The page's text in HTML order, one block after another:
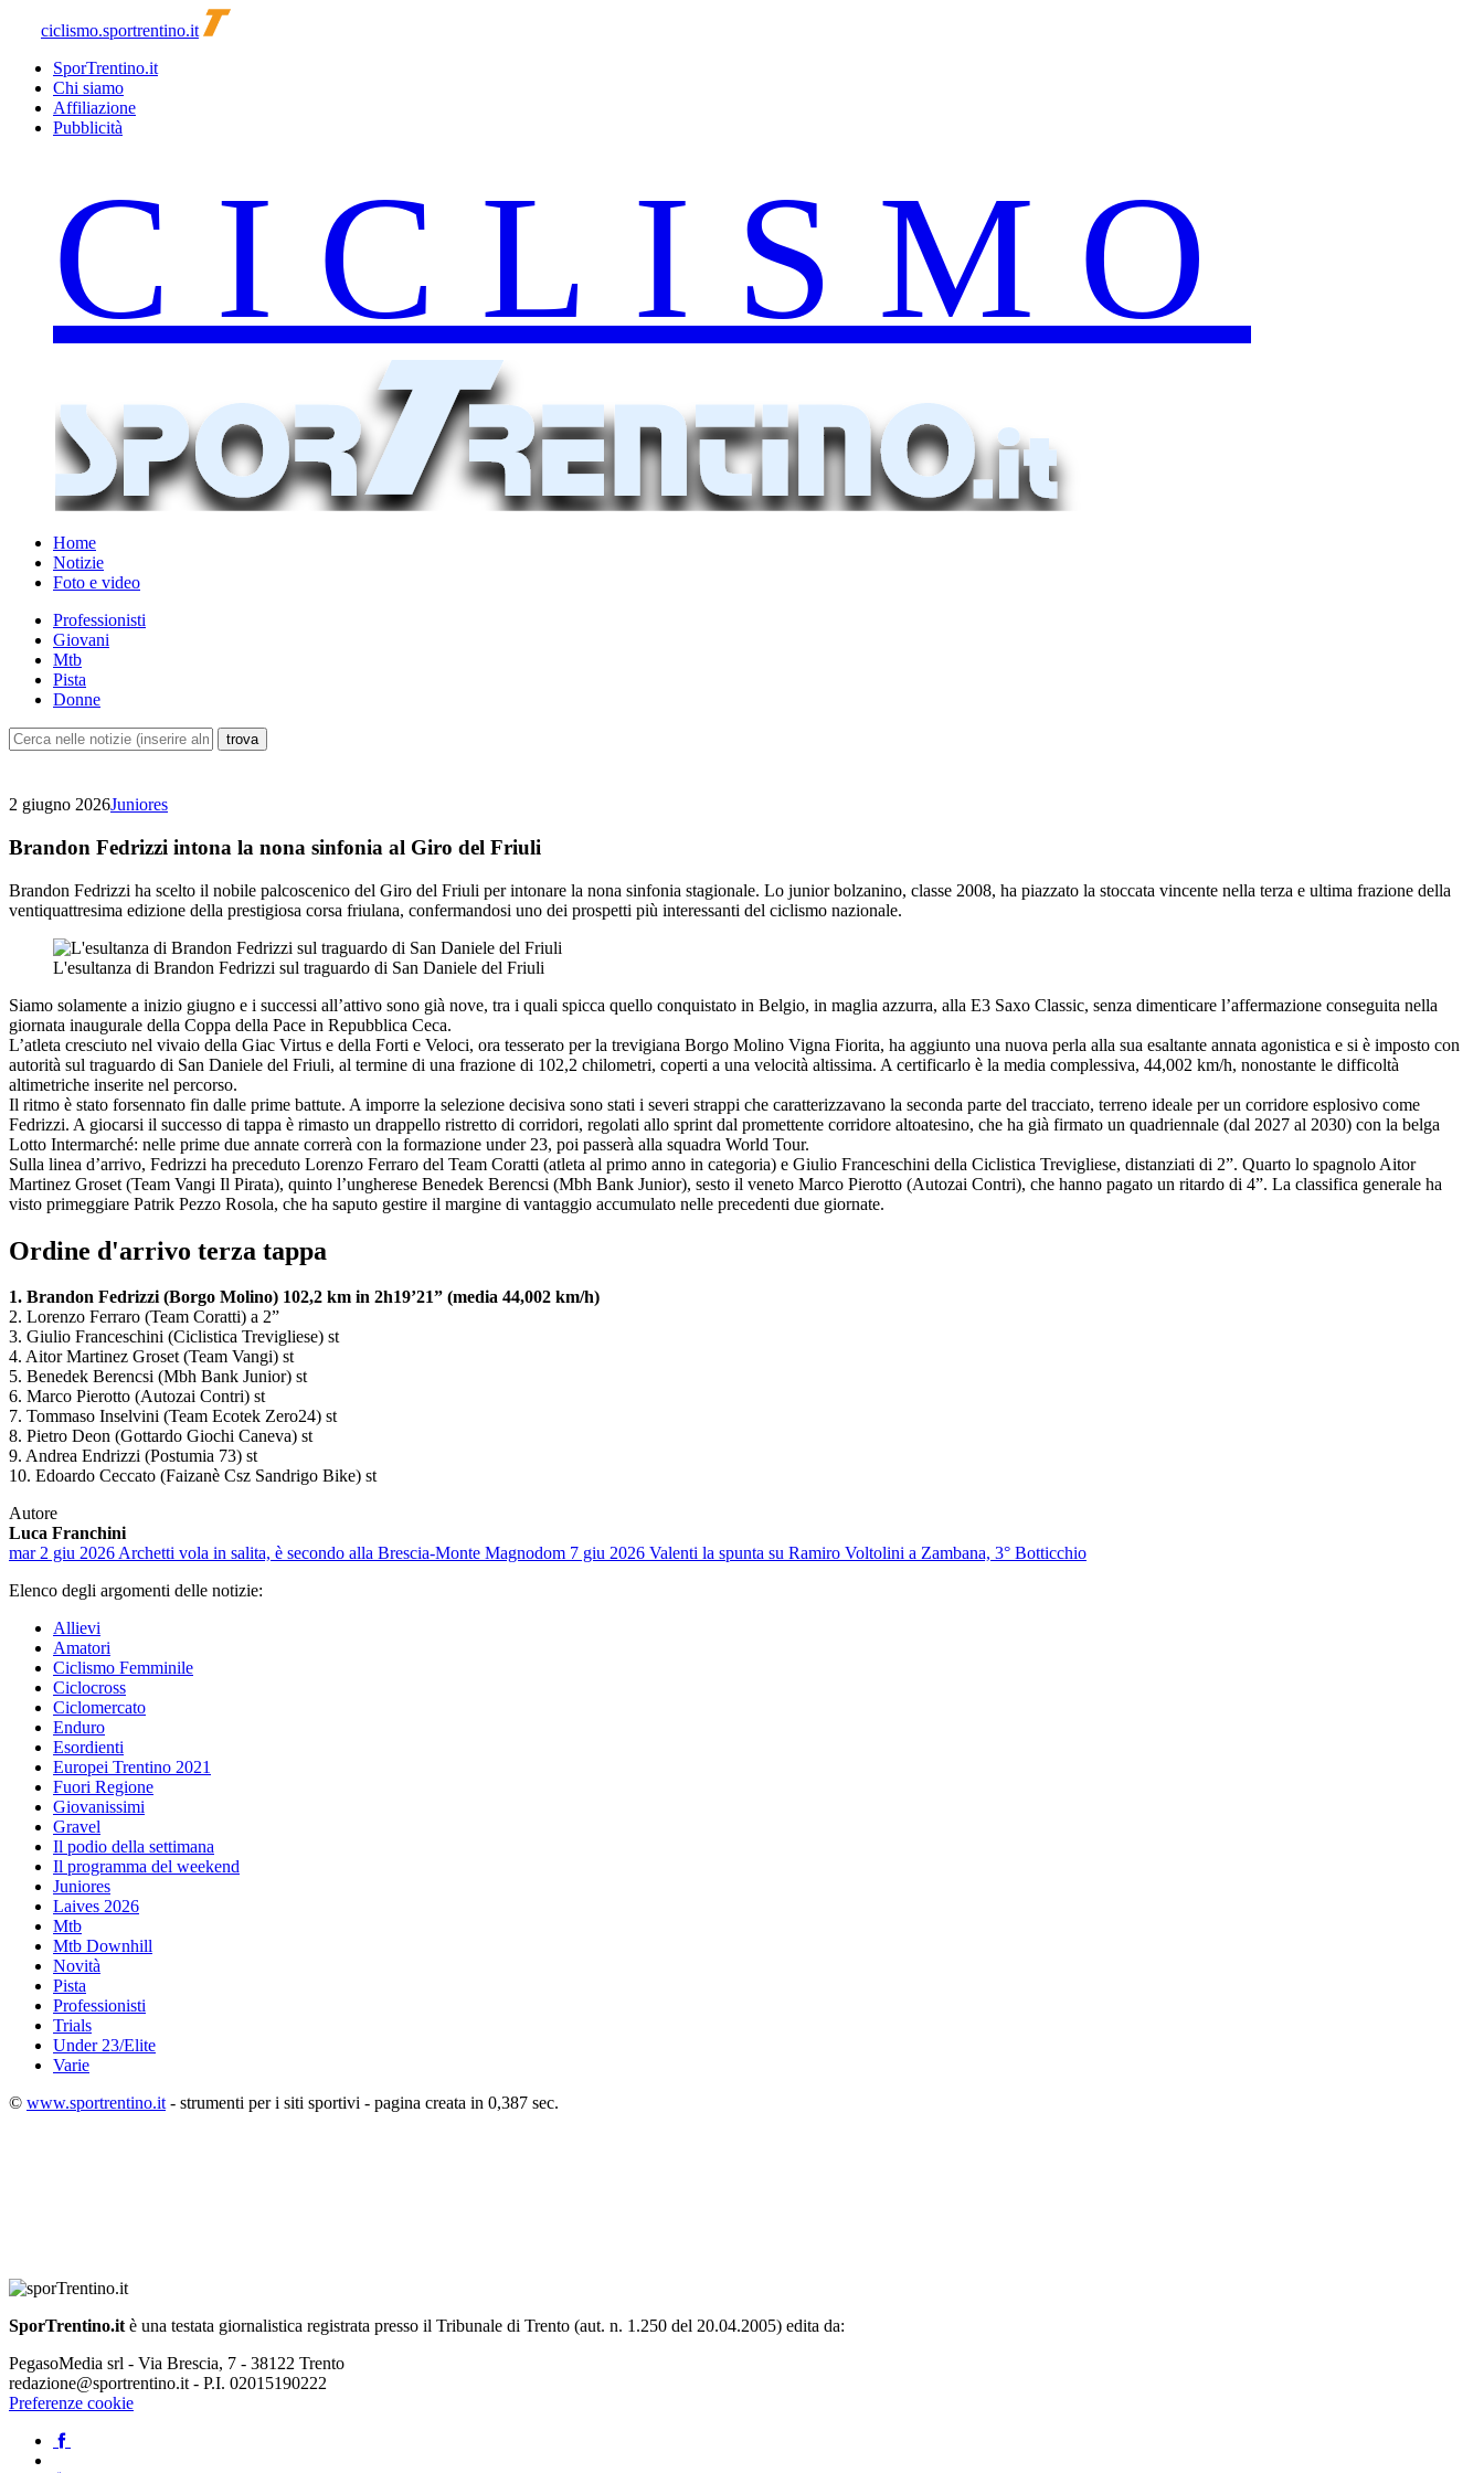
ciclismo.sportrentino.it
SporTrentino.it
Chi siamo
Affiliazione
Pubblicità
Home
Notizie
Foto e video
Professionisti
Giovani
Mtb
Pista
Donne
2 giugno 2026Juniores
Brandon Fedrizzi intona la nona sinfonia al Giro del Friuli
Brandon Fedrizzi ha scelto il nobile palcoscenico del Giro del Friuli per intonare la nona sinfonia stagionale. Lo junior bolzanino, classe 2008, ha piazzato la stoccata vincente nella terza e ultima frazione della
ventiquattresima edizione della prestigiosa corsa friulana, confermandosi uno dei prospetti più interessanti del ciclismo nazionale.
L'esultanza di Brandon Fedrizzi sul traguardo di San Daniele del Friuli
Siamo solamente a inizio giugno e i successi all’attivo sono già nove, tra i quali spicca quello conquistato in Belgio, in maglia azzurra, alla E3 Saxo Classic, senza dimenticare l’affermazione conseguita nella
giornata inaugurale della Coppa della Pace in Repubblica Ceca.
L’atleta cresciuto nel vivaio della Giac Virtus e della Forti e Veloci, ora tesserato per la trevigiana Borgo Molino Vigna Fiorita, ha aggiunto una nuova perla alla sua esaltante annata agonistica e si è imposto con
autorità sul traguardo di San Daniele del Friuli, al termine di una frazione di 102,2 chilometri, coperti a una velocità altissima. A certificarlo è la media complessiva, 44,002 km/h, nonostante le difficoltà
altimetriche inserite nel percorso.
Il ritmo è stato forsennato fin dalle prime battute. A imporre la selezione decisiva sono stati i severi strappi che caratterizzavano la seconda parte del tracciato, terreno ideale per un corridore esplosivo come
Fedrizzi. A giocarsi il successo di tappa è rimasto un drappello ristretto di corridori, regolati allo sprint dal promettente corridore altoatesino, che ha già firmato un quadriennale (dal 2027 al 2030) con la belga
Lotto Intermarché: nelle prime due annate correrà con la formazione under 23, poi passerà alla squadra World Tour.
Sulla linea d’arrivo, Fedrizzi ha preceduto Lorenzo Ferraro del Team Coratti (atleta al primo anno in categoria) e Giulio Franceschini della Ciclistica Trevigliese, distanziati di 2”. Quarto lo spagnolo Aitor
Martinez Groset (Team Vangi Il Pirata), quinto l’ungherese Benedek Berencsi (Mbh Bank Junior), sesto il veneto Marco Pierotto (Autozai Contri), che hanno pagato un ritardo di 4”. La classifica generale ha
visto primeggiare Patrik Pezzo Rosola, che ha saputo gestire il margine di vantaggio accumulato nelle precedenti due giornate.
Ordine d'arrivo terza tappa
1. Brandon Fedrizzi (Borgo Molino) 102,2 km in 2h19’21” (media 44,002 km/h)
2. Lorenzo Ferraro (Team Coratti) a 2”
3. Giulio Franceschini (Ciclistica Trevigliese) st
4. Aitor Martinez Groset (Team Vangi) st
5. Benedek Berencsi (Mbh Bank Junior) st
6. Marco Pierotto (Autozai Contri) st
7. Tommaso Inselvini (Team Ecotek Zero24) st
8. Pietro Deon (Gottardo Giochi Caneva) st
9. Andrea Endrizzi (Postumia 73) st
10. Edoardo Ceccato (Faizanè Csz Sandrigo Bike) st
Autore
Luca Franchini
mar 2 giu 2026Archetti vola in salita, è secondo alla Brescia-Monte Magnodom 7 giu 2026 Valenti la spunta su Ramiro Voltolini a Zambana, 3° Botticchio
Elenco degli argomenti delle notizie:
Allievi
Amatori
Ciclismo Femminile
Ciclocross
Ciclomercato
Enduro
Esordienti
Europei Trentino 2021
Fuori Regione
Giovanissimi
Gravel
Il podio della settimana
Il programma del weekend
Juniores
Laives 2026
Mtb
Mtb Downhill
Novità
Pista
Professionisti
Trials
Under 23/Elite
Varie
© www.sportrentino.it- strumenti per i siti sportivi - pagina creata in 0,387 sec.
SporTrentino.itè una testata giornalistica registrata presso il Tribunale di Trento (aut. n. 1.250 del 20.04.2005) edita da:
PegasoMedia srl - Via Brescia, 7 - 38122 Trento
redazione@sportrentino.it - P.I. 02015190222
Preferenze cookie